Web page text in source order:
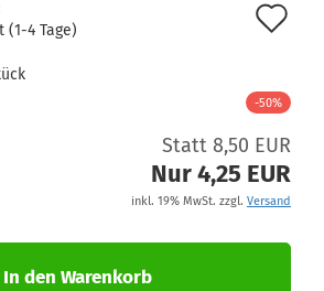
(1-4 Tage)
-50%
Statt 8,50 EUR
Nur 4,25 EUR
inkl. 19% MwSt. zzgl. Versand
In den Warenkorb